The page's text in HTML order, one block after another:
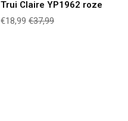
Trui Claire YP1962 roze
€18,99 €37,99